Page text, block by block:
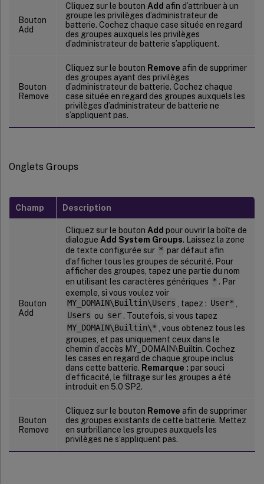
Bouton
Add
Cliquez sur le bouton Add afin d’attribuer à un
groupe les privilèges d’administrateur de
batterie. Cochez chaque case située en regard
des groupes auxquels les privilèges
d’administrateur de batterie s’appliquent.
Bouton
Remove
Cliquez sur le bouton Remove afin de supprimer
des groupes ayant des privilèges
d’administrateur de batterie. Cochez chaque
case située en regard des groupes auxquels les
privilèges d’administrateur de batterie ne
s’appliquent pas.
Onglets Groups
Champ Description
Bouton
Add
Cliquez sur le bouton Add pour ouvrir la boîte de
dialogue Add System Groups. Laissez la zone
de texte configurée sur * par défaut afin
d’afficher tous les groupes de sécurité. Pour
afficher des groupes, tapez une partie du nom
en utilisant les caractères génériques * . Par
exemple, si vous voulez voir
MY_DOMAIN\Builtin\Users
, tapez : User*
Users ou ser. Toutefois, si vous tapez
MY_DOMAIN\Builtin\*
, vous obtenez tous les
groupes, et pas uniquement ceux dans le
chemin d’accès MY_DOMAIN\Builtin. Cochez
les cases en regard de chaque groupe inclus
dans cette batterie. Remarque : par souci
d’efficacité, le filtrage sur les groupes a été
introduit en 5.0 SP2.
Bouton
Remove
Cliquez sur le bouton Remove afin de supprimer
des groupes existants de cette batterie. Mettez
en surbrillance les groupes auxquels les
privilèges ne s’appliquent pas.